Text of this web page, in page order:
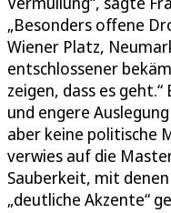
„Besonders offene
Wiener Platz,
entschlossener
zeigen, dass es
und engere
aber keine politische
verwies auf die
Sauberkeit, mit
„deutliche Akzente“